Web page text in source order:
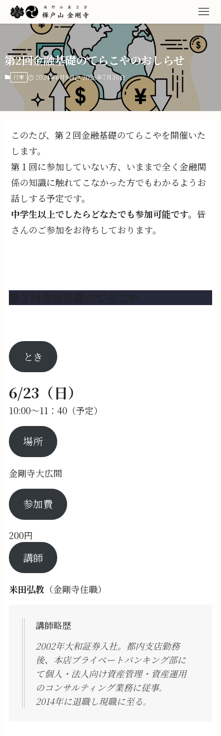
第2回金融基礎のてらこやのおしらせ
行事 2024年6月9日 2026年7月30日
このたび、第２回金融基礎のてらこやを開催いた
します。
第１回に参加していない方、いままで全く金融関
係の知識に触れてこなかった方でもわかるようお
話しする予定です。
中学生以上でしたらどなたでも参加可能です。 皆
さんのご参加をお待ちしております。
第２回金融基礎のてらこや
とき
6/23（日）
10:00～11：40（予定）
場所
金剛寺大広間
参加費
200円
講師
米田弘教 （金剛寺住職）
講師略歴
2002年大和証券入社。都内支店勤務
後、本店プライベートバンキング部に
て個人・法人向け資産管理・資産運用
のコンサルティング業務に従事。
2014年に退職し現職に至る。